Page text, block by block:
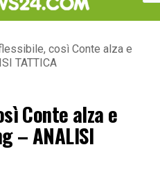
così Conte alza e
TATTICA
Conte alza e
– ANALISI